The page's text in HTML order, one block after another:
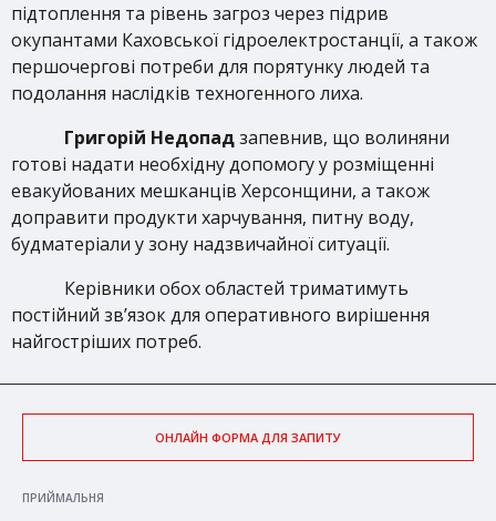
підтоплення та рівень загроз через підрив
окупантами Каховської гідроелектростанції, а також
першочергові потреби для порятунку людей та
подолання наслідків техногенного лиха.
Григорій Недопадзапевнив, що волиняни
готові надати необхідну допомогу у розміщенні
евакуйованих мешканців Херсонщини, а також
доправити продукти харчування, питну воду,
будматеріали у зону надзвичайної ситуації.
Керівники обох областей триматимуть
постійний зв’язок для оперативного вирішення
найгостріших потреб.
ОНЛАЙН ФОРМА ДЛЯ ЗАПИТУ
ПРИЙМАЛЬНЯ